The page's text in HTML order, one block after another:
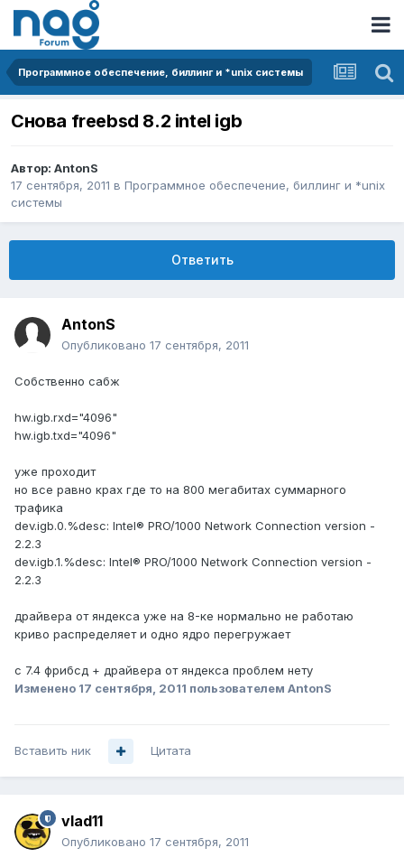
Программное обеспечение, биллинг и *unix системы
Снова freebsd 8.2 intel igb
Автор: AntonS
17 сентября, 2011 в Программное обеспечение, биллинг и *unix
системы
Ответить
AntonS
Опубликовано 17 сентября, 2011
Собственно сабж
hw.igb.rxd="4096"
hw.igb.txd="4096"
уже проходит
но все равно крах где то на 800 мегабитах суммарного
трафика
dev.igb.0.%desc: Intel® PRO/1000 Network Connection version -
2.2.3
dev.igb.1.%desc: Intel® PRO/1000 Network Connection version -
2.2.3
драйвера от яндекса уже на 8-ке нормально не работаю
криво распределяет и одно ядро перегружает
с 7.4 фрибсд + драйвера от яндекса проблем нету
Изменено 17 сентября, 2011 пользователем AntonS
Вставить ник Цитата
vlad11
Опубликовано 17 сентября, 2011